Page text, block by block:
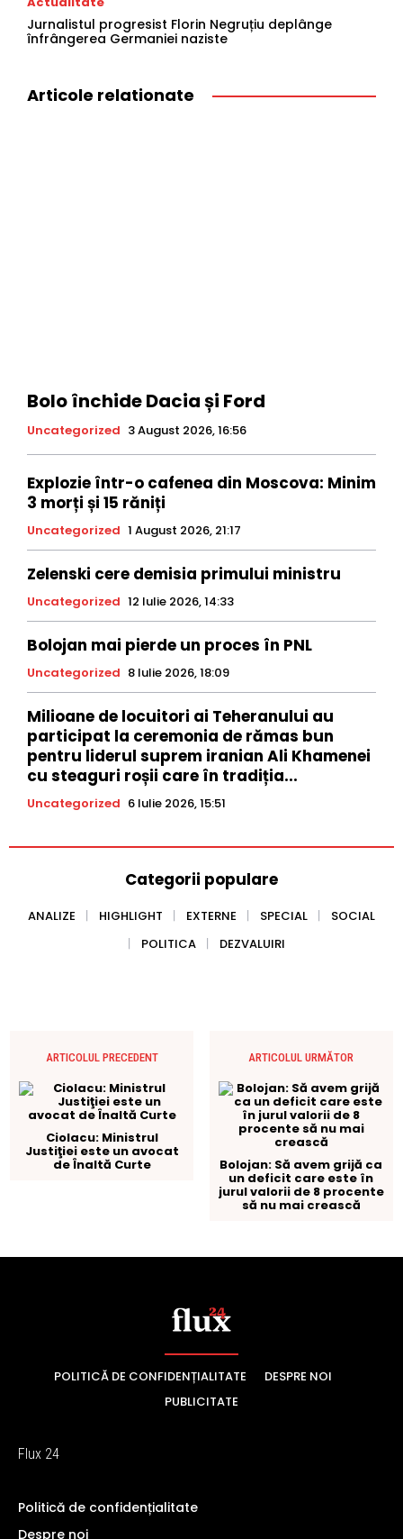
POLITICĂ DE CONFIDENȚIALITATE
DESPRE NOI
PUBLICITATE
Flux 24
Politică de confidențialitate
Despre noi